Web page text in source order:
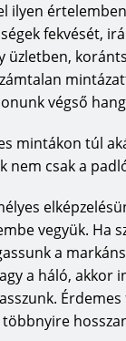
és padló
jegyében
és a
in Germay,
a
a jobb
a
is
szolgál.
közvetlenül
ilyen
fekvését,
végső
mintákon túl
csak a
vegyük. Ha
a
a háló,